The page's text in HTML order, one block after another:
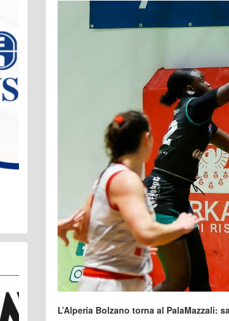
L’Alperia Bolzano torna al PalaMazzali: